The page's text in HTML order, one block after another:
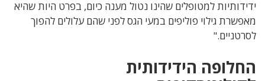
ידידותיות למטופלים שהינו נטול מענה כיום, בפרט היות שהיא
מאפשרת גילוי פוליפים במעי הגס לפני שהם עלולים להפוך
לסרטניים."
החלופה הידידותית